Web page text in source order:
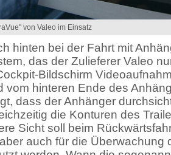
von Valeo im Einsatz
hinten bei der Fahrt mit
das der Zulieferer Valeo
Bildschirm
vom hinteren Ende des
dass der Anhänger
die Konturen des
Sicht soll beim
auch für die Überwachung